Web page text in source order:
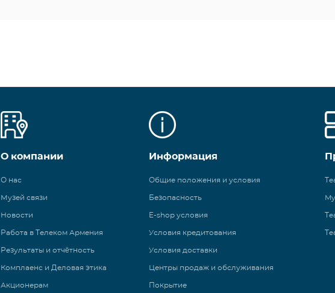
О компании
О нас
Музей связи
Новости
Работа в Телеком Армения
Результаты и отчётность
Комплаенс и Деловая этика
Акционерам
Информация
Общие положения и условия
Безопасность
E-shop условия
Условия кредитования
Условия доставки
Центры продаж и обслуживания
Покрытие